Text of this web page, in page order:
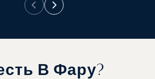
В Фару?